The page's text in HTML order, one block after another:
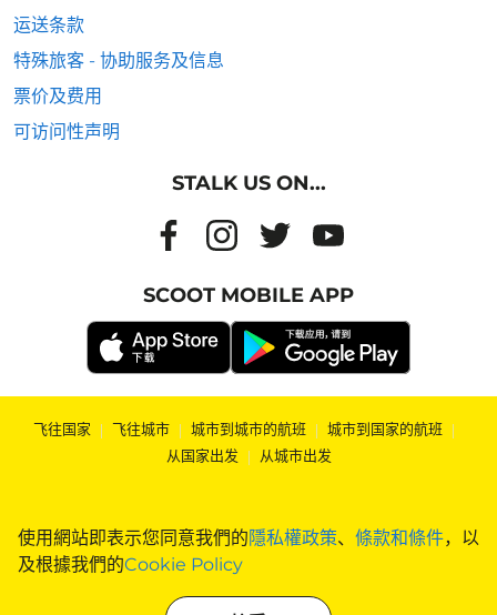
使用網站即表示您同意我們的隱私權政策、 條款和條件，以
及根據我們的Cookie Policy
运送条款
特殊旅客 - 协助服务及信息
票价及费用
可访问性声明
STALK US ON...
SCOOT MOBILE APP
飞往国家 | 飞往城市 | 城市到城市的航班 | 城市到国家的航班 |
从国家出发 | 从城市出发